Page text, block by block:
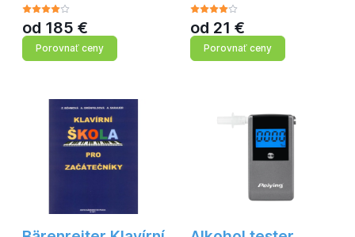
od 185 €
Porovnať ceny
od 21 €
Porovnať ceny